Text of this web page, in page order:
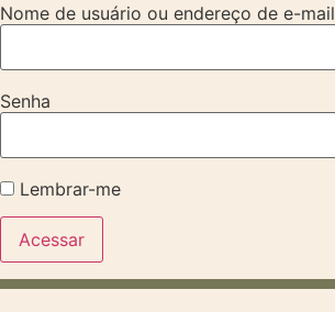
Nome de usuário ou endereço de e-mail
Senha
Lembrar-me